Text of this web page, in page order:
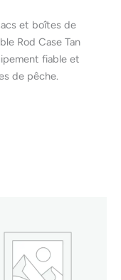
et boîtes de
Rod Case Tan
fiable et
de pêche.